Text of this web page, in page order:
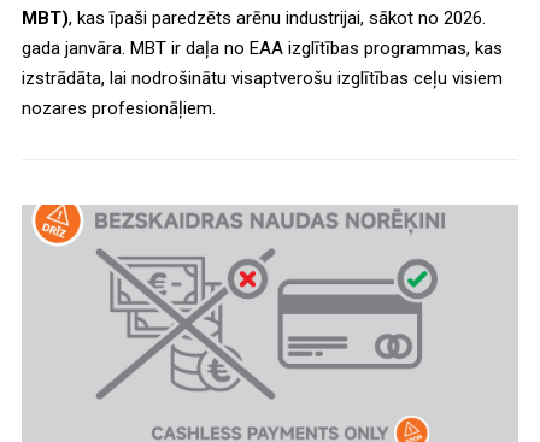
MBT), kas īpaši paredzēts arēnu industrijai, sākot no 2026.
gada janvāra. MBT ir daļa no EAA izglītības programmas, kas
izstrādāta, lai nodrošinātu visaptverošu izglītības ceļu visiem
nozares profesionāļiem.